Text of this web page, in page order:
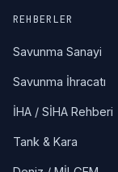
REHBERLER
Savunma Sanayi
Savunma İhracatı
İHA / SİHA Rehberi
Tank & Kara